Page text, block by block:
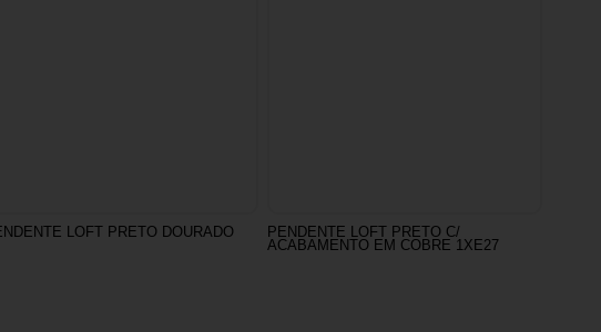
LOFT PRETO DOURADO
PENDENTE LOFT PRETO C/
ACABAMENTO EM COBRE 1XE27